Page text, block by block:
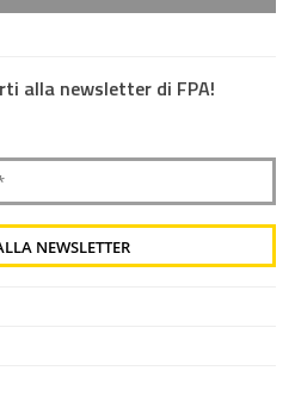
alla newsletter di FPA!